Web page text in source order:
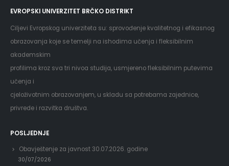
EVROPSKI UNIVERZITET BRČKO DISTRIKT
Ciljevi Evropskog univerziteta su: sprovođenje kvalitetnog i efikasnog
obrazovanja koje se temelji na ishodima učenja i fleksibilnim
akademskim
profilima kroz sva tri nivoa studija, usmjereno fleksibilnim putevima
učenja i
cjeloživotnim obrazovanjem, u skladu sa potrebama zajednice,
privrede i razvitka društva.
POSLJEDNJE
Obavještenje za javnost 30.07.2026. godine
30/07/2026